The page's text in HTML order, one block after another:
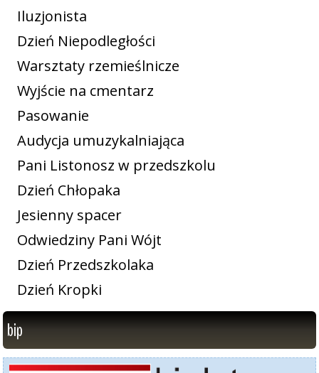
Iluzjonista
Dzień Niepodległości
Warsztaty rzemieślnicze
Wyjście na cmentarz
Pasowanie
Audycja umuzykalniająca
Pani Listonosz w przedszkolu
Dzień Chłopaka
Jesienny spacer
Odwiedziny Pani Wójt
Dzień Przedszkolaka
Dzień Kropki
bip